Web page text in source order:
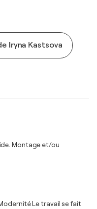
Iryna Kastsova
Montage et/ou
Le travail se fait